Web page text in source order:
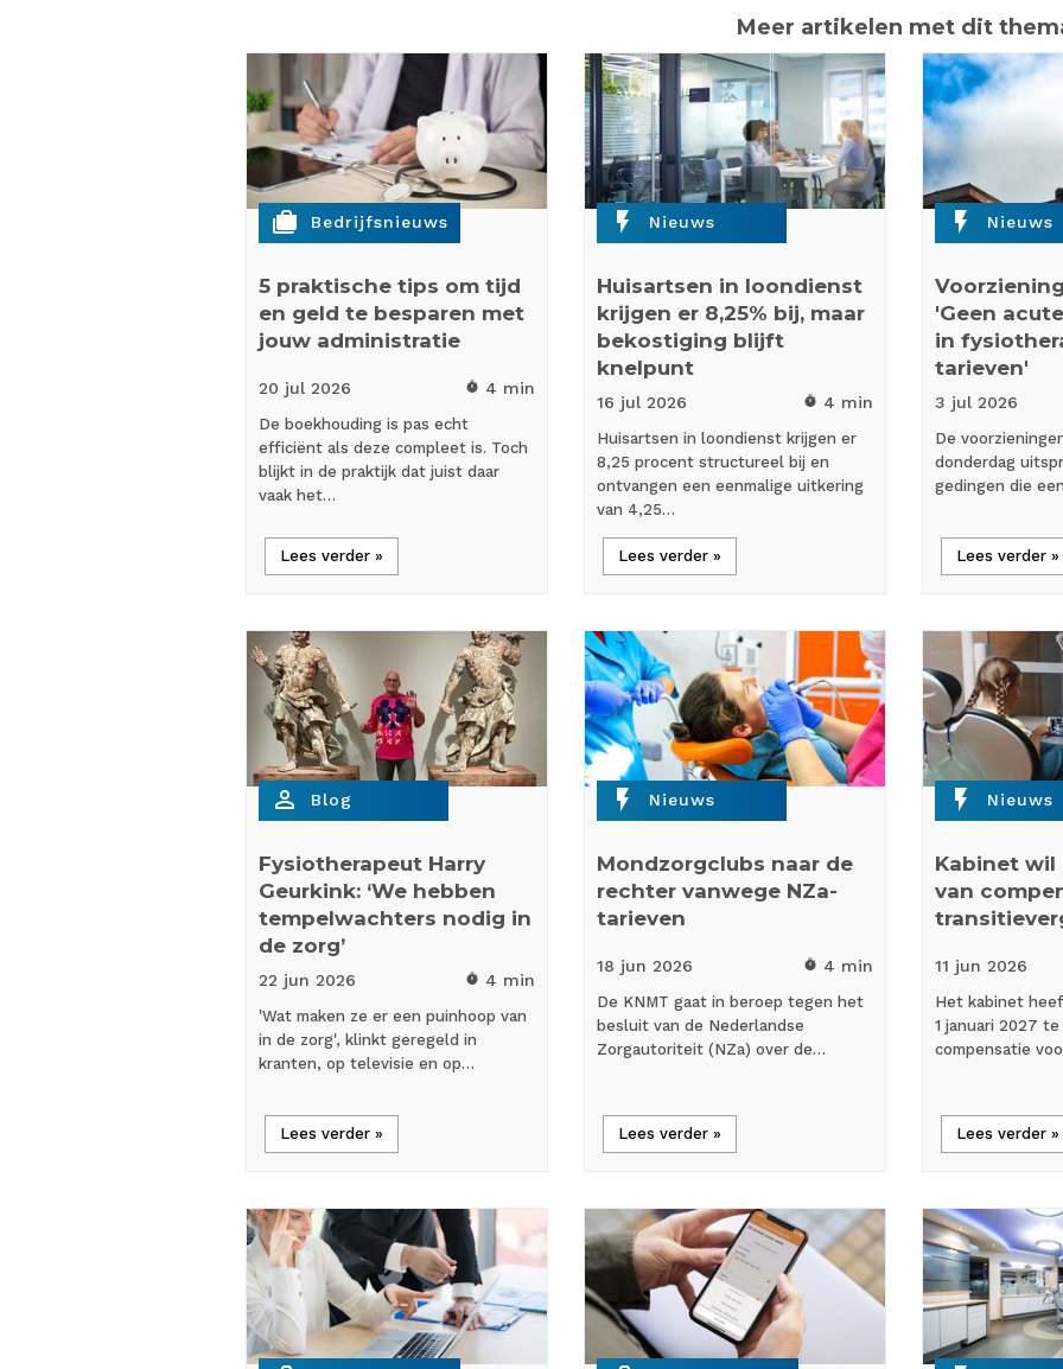
Meer artikelen met dit
cases Bedrijfsnieuws
5 praktische tips om tijd
en geld te besparen met
jouw administratie
20 jul 2026 timer 4 min
De boekhouding is pas echt
efficiënt als deze compleet is. Toch
blijkt in de praktijk dat juist daar
vaak het…
Lees verder »
flash_on Nieuws
Huisartsen in loondienst
krijgen er 8,25% bij, maar
bekostiging blijft
knelpunt
16 jul 2026 timer 4 min
Huisartsen in loondienst krijgen er
8,25 procent structureel bij en
ontvangen een eenmalige uitkering
van 4,25…
Lees verder »
flash_on Nieuws
'Geen
in
tarieven'
3 jul 2026
De
donderdag
gedingen die
Lees verder »
person_outline Blog
Fysiotherapeut Harry
Geurkink: ‘We hebben
tempelwachters nodig in
de zorg’
22 jun 2026 timer 4 min
'Wat maken ze er een puinhoop van
in de zorg', klinkt geregeld in
kranten, op televisie en op…
Lees verder »
flash_on Nieuws
Mondzorgclubs naar de
rechter vanwege NZa-
tarieven
18 jun 2026 timer 4 min
De KNMT gaat in beroep tegen het
besluit van de Nederlandse
Zorgautoriteit (NZa) over de…
Lees verder »
flash_on Nieuws
Kabinet wil
van
11 jun 2026
Het kabinet
1 januari 2027
compensatie
Lees verder »